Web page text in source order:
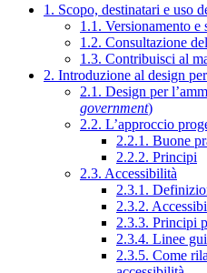
1. Scopo, destinatari e uso
1.1. Versionamento e
1.2. Consultazione
1.3. Contribuisci al
2. Introduzione al design
2.1. Design per
government)
2.2. L’approccio
2.2.1. Buone
2.2.2. Principi
2.3. Accessibilità
2.3.1.
2.3.2.
2.3.3. Principi
2.3.4. Linee
2.3.5. Come